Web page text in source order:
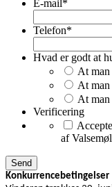
E-mail*
Telefon*
Hvad er godt at
At man
At
At man
Verificering
af
Konkurrencebetingelser